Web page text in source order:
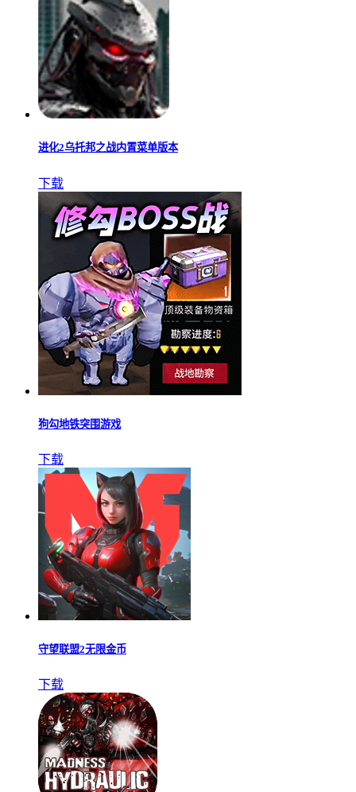
进化2乌托邦之战内置菜单版本
下载
狗勾地铁突围游戏
下载
守望联盟2无限金币
下载